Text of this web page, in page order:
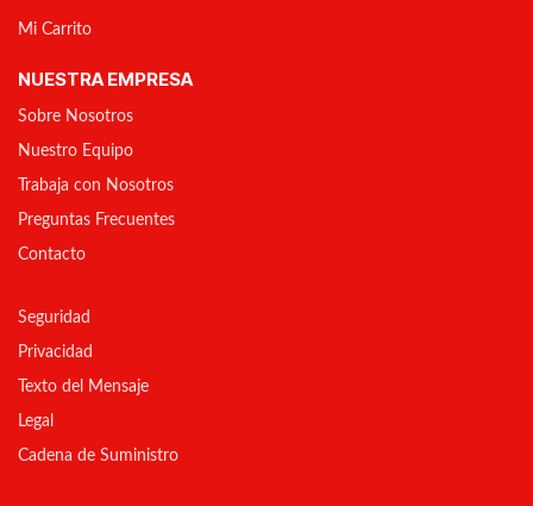
Mi Carrito
NUESTRA EMPRESA
Sobre Nosotros
Nuestro Equipo
Trabaja con Nosotros
Preguntas Frecuentes
Contacto
Seguridad
Privacidad
Texto del Mensaje
Legal
Cadena de Suministro